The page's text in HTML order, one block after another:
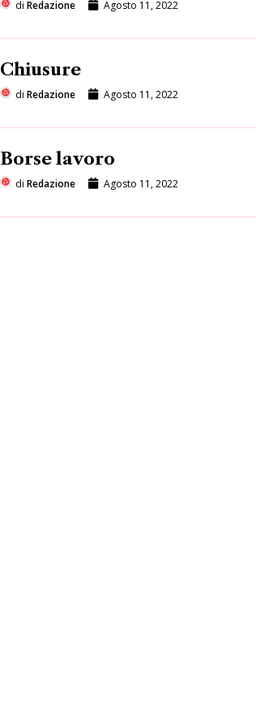
di Redazione Agosto 11, 2022
Chiusure
di Redazione Agosto 11, 2022
Borse lavoro
di Redazione Agosto 11, 2022